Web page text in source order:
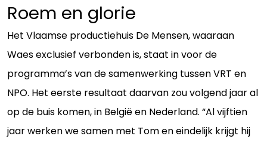
Roem en glorie
Het Vlaamse productiehuis De Mensen, waaraan
Waes exclusief verbonden is, staat in voor de
programma’s van de samenwerking tussen VRT en
NPO. Het eerste resultaat daarvan zou volgend jaar al
op de buis komen, in België en Nederland. “Al vijftien
jaar werken we samen met Tom en eindelijk krijgt hij